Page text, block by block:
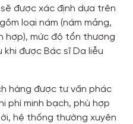
được xác định dựa trên
loại nám (nám mảng,
hợp), mức độ tổn thương
được Bác sĩ Da liễu
hàng được tư vấn phác
phí minh bạch, phù hợp
hệ thống thường xuyên